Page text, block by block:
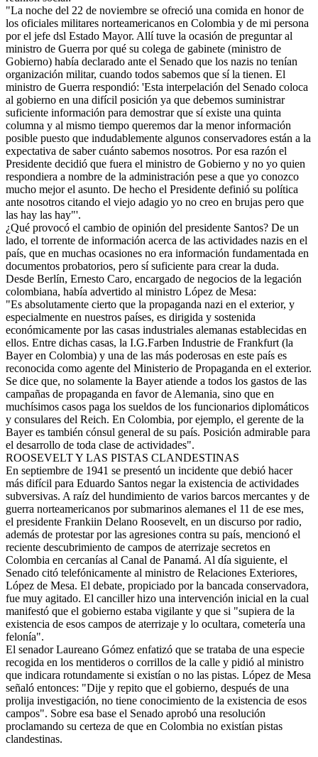
"La noche del 22 de noviembre se ofreció una comida en honor de
los oficiales militares norteamericanos en Colombia y de mi persona
por el jefe dsl Estado Mayor. Allí tuve la ocasión de preguntar al
ministro de Guerra por qué su colega de gabinete (ministro de
Gobierno) había declarado ante el Senado que los nazis no tenían
organización militar, cuando todos sabemos que sí la tienen. El
ministro de Guerra respondió: 'Esta interpelación del Senado coloca
al gobierno en una difícil posición ya que debemos suministrar
suficiente información para demostrar que sí existe una quinta
columna y al mismo tiempo queremos dar la menor información
posible puesto que indudablemente algunos conservadores están a la
expectativa de saber cuánto sabemos nosotros. Por esa razón el
Presidente decidió que fuera el ministro de Gobierno y no yo quien
respondiera a nombre de la administración pese a que yo conozco
mucho mejor el asunto. De hecho el Presidente definió su política
ante nosotros citando el viejo adagio yo no creo en brujas pero que
las hay las hay"'.
¿Qué provocó el cambio de opinión del presidente Santos? De un
lado, el torrente de información acerca de las actividades nazis en el
país, que en muchas ocasiones no era información fundamentada en
documentos probatorios, pero sí suficiente para crear la duda.
Desde Berlín, Ernesto Caro, encargado de negocios de la legación
colombiana, había advertido al ministro López de Mesa:
"Es absolutamente cierto que la propaganda nazi en el exterior, y
especialmente en nuestros países, es dirigida y sostenida
económicamente por las casas industriales alemanas establecidas en
ellos. Entre dichas casas, la I.G.Farben Industrie de Frankfurt (la
Bayer en Colombia) y una de las más poderosas en este país es
reconocida como agente del Ministerio de Propaganda en el exterior.
Se dice que, no solamente la Bayer atiende a todos los gastos de las
campañas de propaganda en favor de Alemania, sino que en
muchísimos casos paga los sueldos de los funcionarios diplomáticos
y consulares del Reich. En Colombia, por ejemplo, el gerente de la
Bayer es también cónsul general de su país. Posición admirable para
el desarrollo de toda clase de actividades".
ROOSEVELT Y LAS PISTAS CLANDESTINAS
En septiembre de 1941 se presentó un incidente que debió hacer
más difícil para Eduardo Santos negar la existencia de actividades
subversivas. A raíz del hundimiento de varios barcos mercantes y de
guerra norteamericanos por submarinos alemanes el 11 de ese mes,
el presidente Frankiin Delano Roosevelt, en un discurso por radio,
además de protestar por las agresiones contra su país, mencionó el
reciente descubrimiento de campos de aterrizaje secretos en
Colombia en cercanías al Canal de Panamá. Al día siguiente, el
Senado citó telefónicamente al ministro de Relaciones Exteriores,
López de Mesa. El debate, propiciado por la bancada conservadora,
fue muy agitado. El canciller hizo una intervención inicial en la cual
manifestó que el gobierno estaba vigilante y que si "supiera de la
existencia de esos campos de aterrizaje y lo ocultara, cometería una
felonía".
El senador Laureano Gómez enfatizó que se trataba de una especie
recogida en los mentideros o corrillos de la calle y pidió al ministro
que indicara rotundamente si existían o no las pistas. López de Mesa
señaló entonces: "Dije y repito que el gobierno, después de una
prolija investigación, no tiene conocimiento de la existencia de esos
campos". Sobre esa base el Senado aprobó una resolución
proclamando su certeza de que en Colombia no existían pistas
clandestinas.